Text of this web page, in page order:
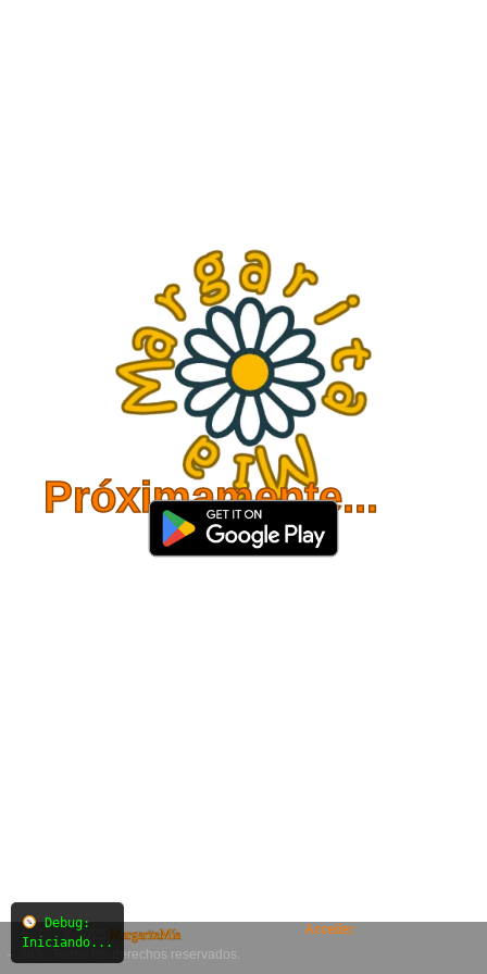
Próximamente...
© 2025
MargaritaMía
– SiO₂. Todos los derechos reservados.
Acceder
Debug:
Iniciando...